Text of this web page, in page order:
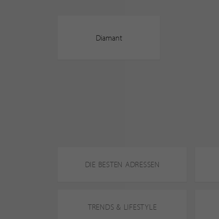
Diamant
DIE BESTEN ADRESSEN
TRENDS & LIFESTYLE